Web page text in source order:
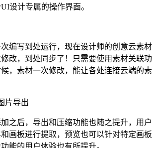
设计专属的操作界面。
编写到处运行，现在设计师的创意云素材
改，到处同步了！只需要使用素材关联功
，素材一次修改，能让各处连接云端的素
片导出
之后，导出和压缩功能也随之提升，用户
画板进行提取，预览也可以针对特定画板